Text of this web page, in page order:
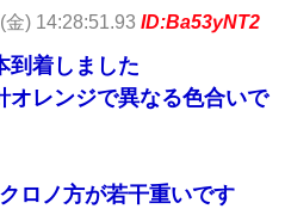
金) 14:28:51.93 ID:Ba53yNT2
到着しました
オレンジで異なる色合いで
ロノ方が若干重いです